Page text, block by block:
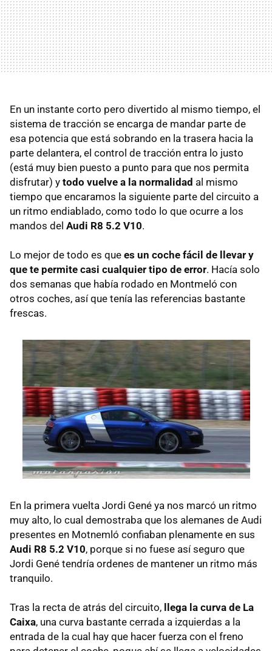
En un instante corto pero divertido al mismo tiempo, el
sistema de tracción se encarga de mandar parte de
esa potencia que está sobrando en la trasera hacia la
parte delantera, el control de tracción entra lo justo
(está muy bien puesto a punto para que nos permita
disfrutar) y todo vuelve a la normalidad al mismo
tiempo que encaramos la siguiente parte del circuito a
un ritmo endiablado, como todo lo que ocurre a los
mandos del Audi R8 5.2 V10.
Lo mejor de todo es que es un coche fácil de llevar y
que te permite casi cualquier tipo de error. Hacía solo
dos semanas que había rodado en Montmeló con
otros coches, así que tenía las referencias bastante
frescas.
En la primera vuelta Jordi Gené ya nos marcó un ritmo
muy alto, lo cual demostraba que los alemanes de Audi
presentes en Motnemló confiaban plenamente en sus
Audi R8 5.2 V10, porque si no fuese así seguro que
Jordi Gené tendría ordenes de mantener un ritmo más
tranquilo.
Tras la recta de atrás del circuito,
llega la curva de La
Caixa, una curva bastante cerrada a izquierdas a la
entrada de la cual hay que hacer fuerza con el freno